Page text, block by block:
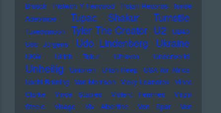
Brusch Tristwch Y Fenywod Trojan Records Tunde
Adebimpe
Tupac Shakur Turnstile
Tuxedomoon Tyler The Creator U2
UB40
Udo Jürgens
Udo Lindenberg Ukraine
UKW Ulrich Tukur Ultravox Underworld
Unheilig Unionen Uriah Heep
USA for Africa
Uschi Brüning Van Morrison Vicky Leandros Vince
Clarke
Vince Staples Violent Femmes
Virgin
Steele
Visage Viv Albertine Von Spar
Von